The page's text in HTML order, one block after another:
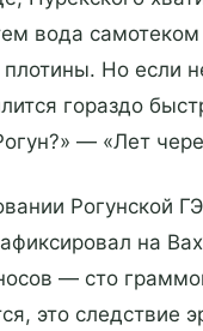
вода
плотины. Но если
гораздо
— «Лет
Рогунской
на
— сто
это следствие